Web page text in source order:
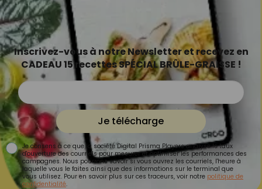
Inscrivez-vous à notre Newsletter et recevez en
CADEAU 15 recettes SPÉCIAL BRÛLE-GRAISSE !
Je télécharge
Je consens à ce que la société Digital Prisma Players analyse le taux
d'ouverture des courriels pour mesurer et optimiser les performances des
campagnes. Nous pourrons savoir si vous ouvrez les courriels, l'heure à
laquelle vous le faites ainsi que des informations sur le terminal que
vous utilisez. Pour en savoir plus sur ces traceurs, voir notre politique de
confidentialité.